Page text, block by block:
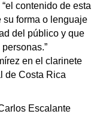
contenido de esta
su forma o lenguaje
del público y que
en el clarinete
de Costa Rica
Escalante